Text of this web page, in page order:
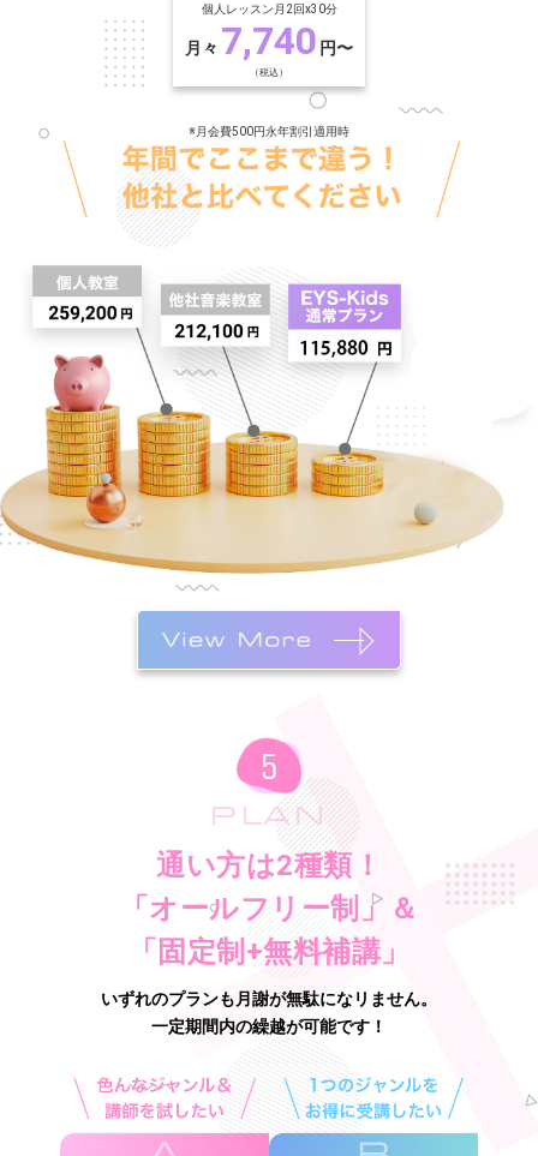
個人レッスン月2回x30分
月々 7,740 円〜
（税込）
※月会費500円永年割引適用時
PLAN
通い方は2種類！
「オールフリー制」＆
「固定制+無料補講」
いずれのプランも月謝が無駄になリません。
一定期間内の繰越が可能です！